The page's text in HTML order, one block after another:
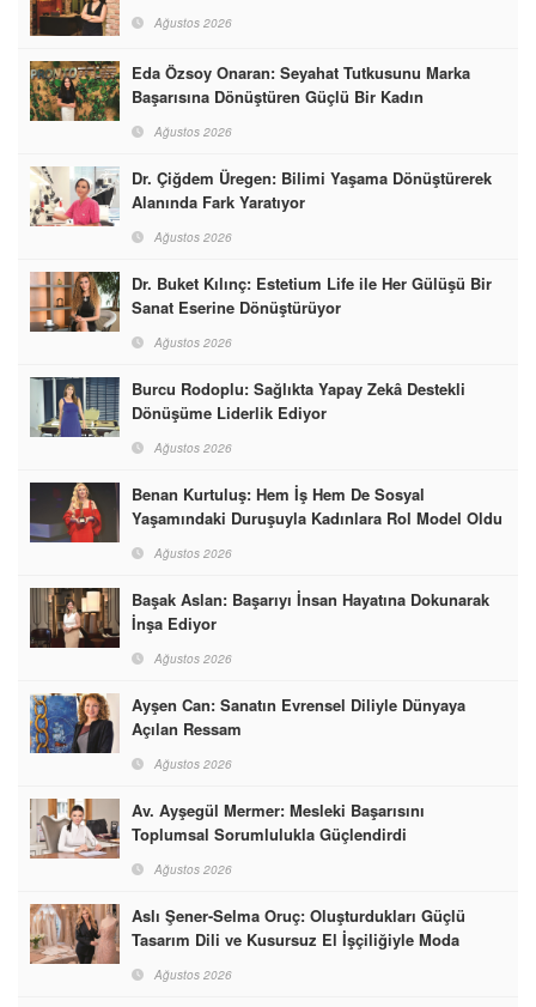
Ağustos 2026
Eda Özsoy Onaran: Seyahat Tutkusunu Marka
Başarısına Dönüştüren Güçlü Bir Kadın
Ağustos 2026
Dr. Çiğdem Üregen: Bilimi Yaşama Dönüştürerek
Alanında Fark Yaratıyor
Ağustos 2026
Dr. Buket Kılınç: Estetium Life ile Her Gülüşü Bir
Sanat Eserine Dönüştürüyor
Ağustos 2026
Burcu Rodoplu: Sağlıkta Yapay Zekâ Destekli
Dönüşüme Liderlik Ediyor
Ağustos 2026
Benan Kurtuluş: Hem İş Hem De Sosyal
Yaşamındaki Duruşuyla Kadınlara Rol Model Oldu
Ağustos 2026
Başak Aslan: Başarıyı İnsan Hayatına Dokunarak
İnşa Ediyor
Ağustos 2026
Ayşen Can: Sanatın Evrensel Diliyle Dünyaya
Açılan Ressam
Ağustos 2026
Av. Ayşegül Mermer: Mesleki Başarısını
Toplumsal Sorumlulukla Güçlendirdi
Ağustos 2026
Aslı Şener-Selma Oruç: Oluşturdukları Güçlü
Tasarım Dili ve Kusursuz El İşçiliğiyle Moda
Dünyasına İmzalarını Attılar
Ağustos 2026